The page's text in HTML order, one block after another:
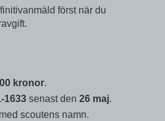
först när du
kronor.
1633senast den 26 maj.
scoutens namn.